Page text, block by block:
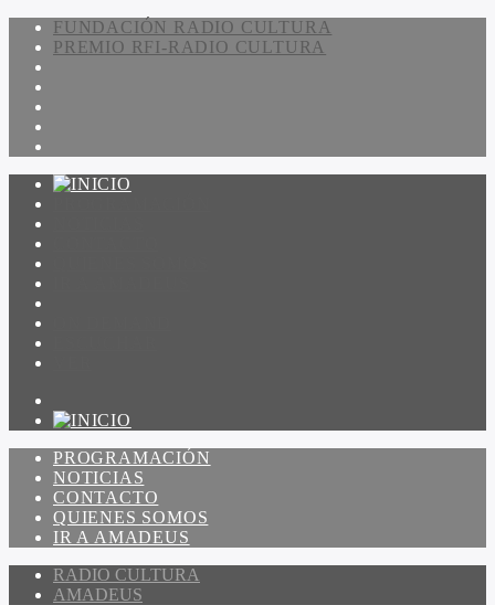
FUNDACIÓN RADIO CULTURA
PREMIO RFI-RADIO CULTURA
PROGRAMACIÓN
NOTICIAS
CONTACTO
QUIENES SOMOS
IR A AMADEUS
RADIO CULTURA
AMADEUS